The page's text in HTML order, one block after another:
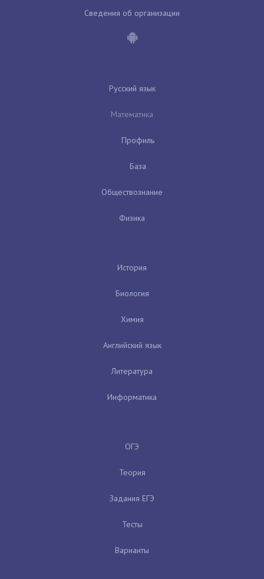
Сведения об организации
Русский язык
Математика
Профиль
База
Обществознание
Физика
История
Биология
Химия
Английский язык
Литература
Информатика
ОГЭ
Теория
Задания ЕГЭ
Тесты
Варианты